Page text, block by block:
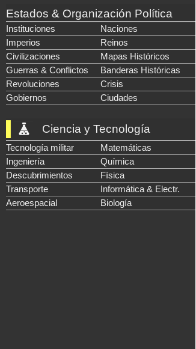
Estados & Organización Política
Instituciones
Naciones
Imperios
Reinos
Civilizaciones
Mapas Históricos
Guerras & Conflictos
Banderas Históricas
Revoluciones
Crisis
Gobiernos
Ciudades
Ciencia y Tecnología
Tecnología militar
Matemáticas
Ingeniería
Química
Descubrimientos
Física
Transporte
Informática & Electr.
Aeroespacial
Biología